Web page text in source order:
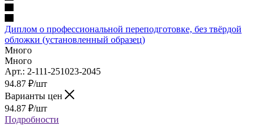
Диплом о профессиональной переподготовке, без твёрдой
обложки (установленный образец)
Много
Много
Арт.: 2-111-251023-2045
94.87 ₽/шт
Варианты цен
94.87 ₽/шт
Подробности